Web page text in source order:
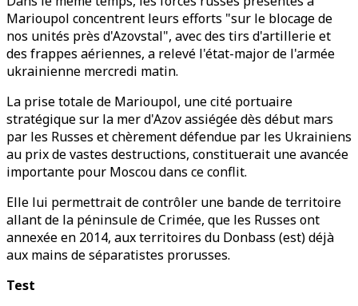
Marioupol concentrent leurs efforts "sur le blocage de
nos unités près d'Azovstal", avec des tirs d'artillerie et
des frappes aériennes, a relevé l'état-major de l'armée
ukrainienne mercredi matin.
La prise totale de Marioupol, une cité portuaire
stratégique sur la mer d'Azov assiégée dès début mars
par les Russes et chèrement défendue par les Ukrainiens
au prix de vastes destructions, constituerait une avancée
importante pour Moscou dans ce conflit.
Elle lui permettrait de contrôler une bande de territoire
allant de la péninsule de Crimée, que les Russes ont
annexée en 2014, aux territoires du Donbass (est) déjà
aux mains de séparatistes prorusses.
Test